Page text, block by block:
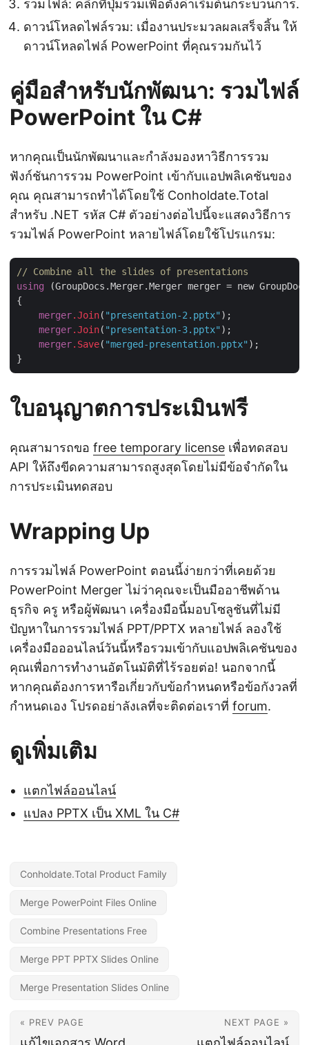
รวมไฟล์: คลิกที่ปุ่มรวมเพื่อตั้งค่าเริ่มต้นกระบวนการ.
ดาวน์โหลดไฟล์รวม: เมื่องานประมวลผลเสร็จสิ้น ให้
ดาวน์โหลดไฟล์ PowerPoint ที่คุณรวมกันไว้
คู่มือสำหรับนักพัฒนา: รวมไฟล์
PowerPoint ใน C#
หากคุณเป็นนักพัฒนาและกำลังมองหาวิธีการรวม
ฟังก์ชันการรวม PowerPoint เข้ากับแอปพลิเคชันของ
คุณ คุณสามารถทำได้โดยใช้ Conholdate.Total
สำหรับ .NET รหัส C# ตัวอย่างต่อไปนี้จะแสดงวิธีการ
รวมไฟล์ PowerPoint หลายไฟล์โดยใช้โปรแกรม:
// Combine all the slides of presentations
using (GroupDocs.Merger.Merger merger = new
{
merger.Join( "presentation-2.pptx" );
merger.Join( "presentation-3.pptx" );
merger.Save( "merged-presentation.pptx" );
ใบอนุญาตการประเมินฟรี
คุณสามารถขอ free temporary license เพื่อทดสอบ
API ให้ถึงขีดความสามารถสูงสุดโดยไม่มีข้อจำกัดใน
การประเมินทดสอบ
Wrapping Up
การรวมไฟล์ PowerPoint ตอนนี้ง่ายกว่าที่เคยด้วย
PowerPoint Merger ไม่ว่าคุณจะเป็นมืออาชีพด้าน
ธุรกิจ ครู หรือผู้พัฒนา เครื่องมือนี้มอบโซลูชันที่ไม่มี
ปัญหาในการรวมไฟล์ PPT/PPTX หลายไฟล์ ลองใช้
เครื่องมือออนไลน์วันนี้หรือรวมเข้ากับแอปพลิเคชันของ
คุณเพื่อการทำงานอัตโนมัติที่ไร้รอยต่อ! นอกจากนี้
หากคุณต้องการหารือเกี่ยวกับข้อกำหนดหรือข้อกังวลที่
กำหนดเอง โปรดอย่าลังเลที่จะติดต่อเราที่ forum.
ดูเพิ่มเติม
แตกไฟล์ออนไลน์
แปลง PPTX เป็น XML ใน C#
Conholdate.Total Product Family
Merge PowerPoint Files Online
Combine Presentations Free
Merge PPT PPTX Slides Online
Merge Presentation Slides Online
« PREV PAGE NEXT PAGE »